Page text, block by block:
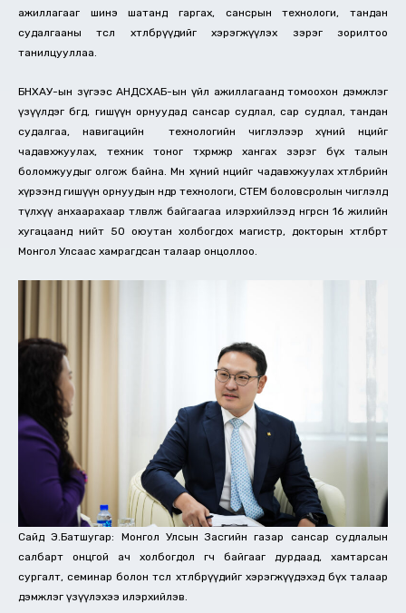
ажиллагааг шинэ шатанд гаргах, сансрын технологи, тандан
судалгааны төсөл хөтөлбөрүүдийг хэрэгжүүлэх зэрэг зорилтоо
танилцууллаа.
БНХАУ-ын зүгээс АНДСХАБ-ын үйл ажиллагаанд томоохон дэмжлэг
үзүүлдэг бөгөөд, гишүүн орнуудад сансар судлал, сар судлал, тандан
судалгаа, навигацийн технологийн чиглэлээр хүний нөөцийг
чадавхжуулах, техник тоног төхөөрөмжөөр хангах зэрэг бүх талын
боломжуудыг олгож байна. Мөн хүний нөөцийг чадавхжуулах хөтөлбөрийн
хүрээнд гишүүн орнуудын өндөр технологи, СТЕМ боловсролын чиглэлд
түлхүү анхаарахаар төлөвлөж байгаагаа илэрхийлээд өнгөрсөн 16 жилийн
хугацаанд нийт 50 оюутан холбогдох магистр, докторын хөтөлбөрт
Монгол Улсаас хамрагдсан талаар онцоллоо.
Сайд Э.Батшугар: Монгол Улсын Засгийн газар сансар судлалын
салбарт онцгой ач холбогдол өгч байгааг дурдаад, хамтарсан
сургалт, семинар болон төсөл хөтөлбөрүүдийг хэрэгжүүдэхэд бүх талаар
дэмжлэг үзүүлэхээ илэрхийлэв.